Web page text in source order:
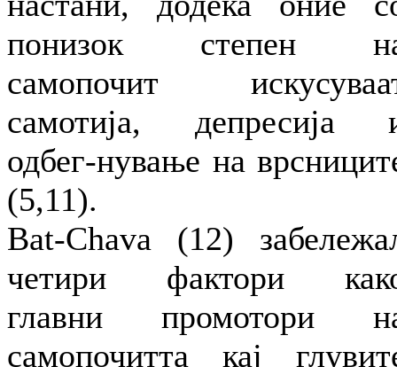
понизок степен
самопочит
самотија, депресија
одбег-нување на
(5,11).
Bat-Chava (12)
четири фактори
главни промотори
самопочитта кај